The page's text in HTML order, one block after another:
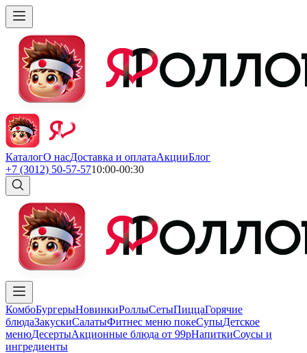
КаталогО насДоставка и оплатаАкцииБлог
+7 (3012) 50-57-5710:00-00:30
КомбоБургерыНовинкиРоллыСетыПиццаГорячие
блюдаЗакускиСалатыФитнес меню покеСупыДетское
менюДесертыАкционные блюда от 99рНапиткиСоусы и
ингредиенты